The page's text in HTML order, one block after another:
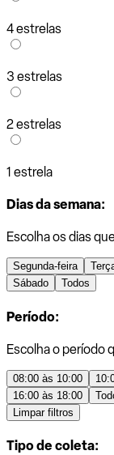
4 estrelas
3 estrelas
2 estrelas
1 estrela
Dias da semana:
Escolha os dias
Segunda-feira
Sábado
Todos
Período:
Escolha o período
08:00 às 10:00
16:00 às 18:00
Limpar filtros
Tipo de coleta: